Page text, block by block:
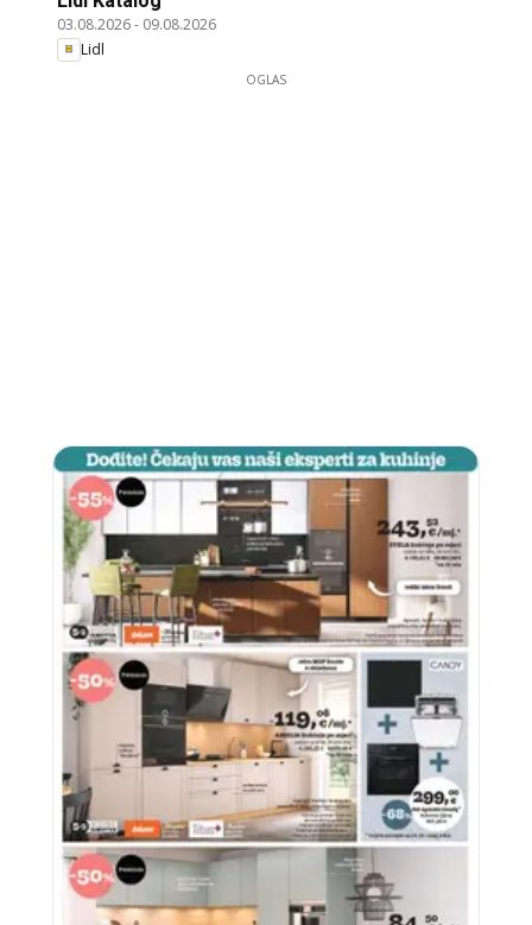
03.08.2026- 09.08.2026
Lidl
OGLAS